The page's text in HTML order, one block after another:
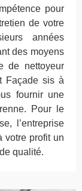
pour
de votre
années
des moyens
de nettoyeur
Façade sis à
fournir une
Pour le
l’entreprise
votre profit un
qualité.